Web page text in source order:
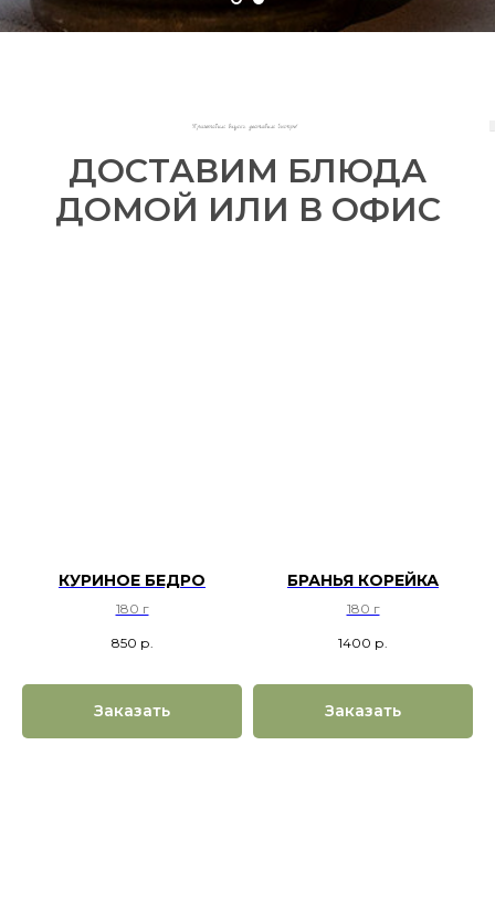
ДОСТАВИМ БЛЮДА
ДОМОЙ ИЛИ В ОФИС
КУРИНОЕ БЕДРО
180 г
850 р.
Заказать
БРАНЬЯ КОРЕЙКА
180 г
1400 р.
Заказать